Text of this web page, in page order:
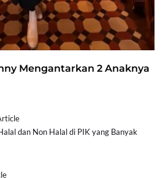
Mengantarkan 2 Anaknya
dan Non Halal di PIK yang Banyak